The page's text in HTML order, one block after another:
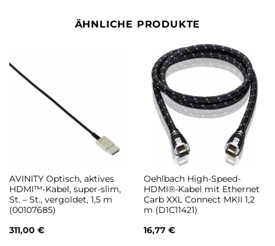
ÄHNLICHE PRODUKTE
AVINITY Optisch, aktives
HDMI™-Kabel, super-slim,
St. – St., vergoldet, 1,5 m
(00107685)
311,00 €
Oehlbach High-Speed-
HDMI®-Kabel mit Ethernet
Carb XXL Connect MKII 1,2
m (D1C11421)
16,77 €